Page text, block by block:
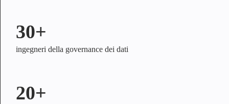
30+
ingegneri della governance dei dati
20+